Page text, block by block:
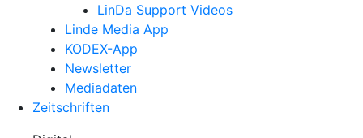
LinDa Support Videos
Linde Media App
KODEX-App
Newsletter
Mediadaten
Zeitschriften